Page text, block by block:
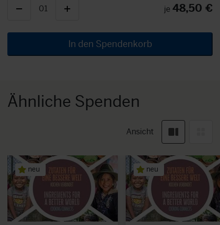
01 je 48,50 €
In den Spendenkorb
Ähnliche Spenden
Ansicht
neu neu